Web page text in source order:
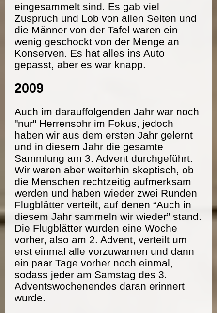
eingesammelt sind. Es gab viel
Zuspruch und Lob von allen Seiten und
die Männer von der Tafel waren ein
wenig geschockt von der Menge an
Konserven. Es hat alles ins Auto
gepasst, aber es war knapp.
2009
Auch im darauffolgenden Jahr war noch
"nur" Herrensohr im Fokus, jedoch
haben wir aus dem ersten Jahr gelernt
und in diesem Jahr die gesamte
Sammlung am 3. Advent durchgeführt.
Wir waren aber weiterhin skeptisch, ob
die Menschen rechtzeitig aufmerksam
werden und haben wieder zwei Runden
Flugblätter verteilt, auf denen “Auch in
diesem Jahr sammeln wir wieder” stand.
Die Flugblätter wurden eine Woche
vorher, also am 2. Advent, verteilt um
erst einmal alle vorzuwarnen und dann
ein paar Tage vorher noch einmal,
sodass jeder am Samstag des 3.
Adventswochenendes daran erinnert
wurde.